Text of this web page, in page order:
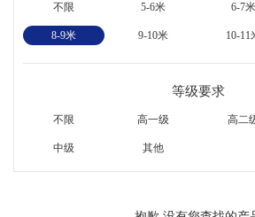
不限 5-6米 6-7米
8-9米 9-10米 10-11
等级要求
不限 高一级 高二
中级 其他